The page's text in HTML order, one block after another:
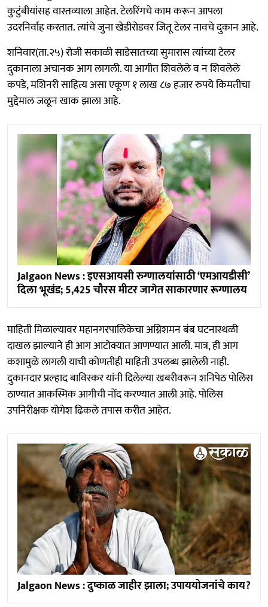
कुटुंबीयांसह वास्तव्याला आहेत. टेलरिंगचे काम करून आपला
उदरनिर्वाह करतात. त्यांचे जुना खेडीरोडवर जितू टेलर नावचे दुकान आहे.
शनिवार(ता.२५) रोजी सकाळी साडेसातच्या सुमारास त्यांच्या टेलर
दुकानाला अचानक आग लागली. या आगीत शिवलेले व न शिवलेले
कपडे, मशिनरी साहित्य असा एकूण १ लाख ८७ हजार रुपये किमतीचा
मुद्देमाल जळून खाक झाला आहे.
Jalgaon News : इएसआयसी रुग्णालयांसाठी ‘एमआयडीसी’
दिला भूखंड; 5,425 चौरस मीटर जागेत साकारणार रूग्णालय
माहिती मिळाल्यावर महानगरपालिकेचा अग्निशमन बंब घटनास्थळी
दाखल झाल्याने ही आग आटोक्यात आणण्यात आली. मात्र, ही आग
कशामुळे लागली याची कोणतीही माहिती उपलब्ध झालेली नाही.
दुकानदार प्रल्हाद बाविस्कर यांनी दिलेल्या खबरीवरून शनिपेठ पोलिस
ठाण्यात आकस्मिक आगीची नोंद करण्यात आली आहे. पोलिस
उपनिरीक्षक योगेश ढिकले तपास करीत आहेत.
Jalgaon News : दुष्काळ जाहीर झाला; उपाययोजनांचे काय?